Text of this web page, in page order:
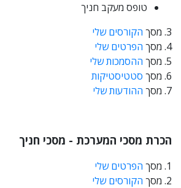
טופס מעקב חניך
3. מסך
הקורסים שלי
4. מסך
הפרטים שלי
5. מסך
ההסמכות שלי
6. מסך
סטטיסטיקות
7. מסך
ההודעות שלי
הכרת מסכי המערכת - מסכי חניך
1. מסך
הפרטים שלי
2. מסך
הקורסים שלי